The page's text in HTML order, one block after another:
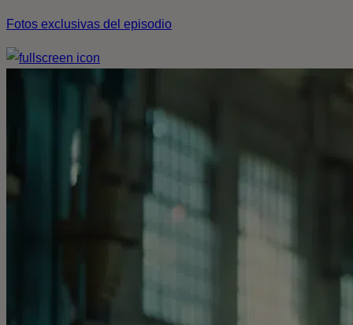
Fotos exclusivas del episodio